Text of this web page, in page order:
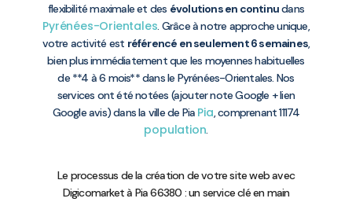
flexibilité maximale et des évolutions en continudans
Pyrénées-Orientales. Grâce à notre approche unique,
votre activité est référencé en seulement 6 semaines,
bien plus immédiatement que les moyennes habituelles
de **4 à 6 mois** dans le Pyrénées-Orientales. Nos
services ont été notées (ajouter note Google + lien
Google avis) dans la ville de Pia Pia, comprenant 11174
population.
Le processus de la création de votre site web avec
Digicomarket à Pia 66380 : un service clé en main